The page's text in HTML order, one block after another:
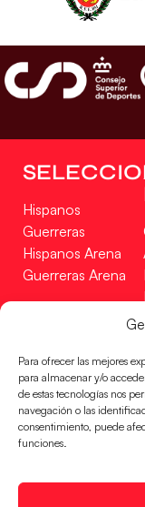
Para ofrecer las mejores
para almacenar y/o
de estas tecnologías nos
navegación o las
consentimiento, puede
funciones.
Hispanos
Guerreras
Hispanos Arena
Guerreras Arena
Incidencias
CONTACTO